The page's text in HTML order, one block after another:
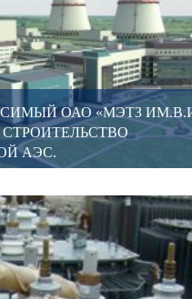
ОАО «МЭТЗ
СТРОИТЕЛЬСТВО
АЭС.